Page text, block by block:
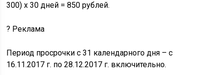
300) х 30 дней = 850 рублей.
? Реклама
Период просрочки с 31 календарного дня – с
16.11.2017 г. по 28.12.2017 г. включительно.